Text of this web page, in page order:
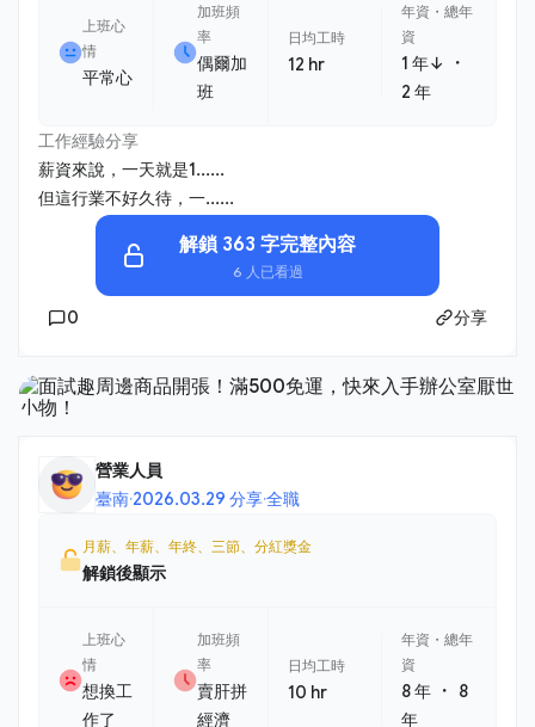
上班心
情
平常心
加班頻
率
偶爾加
班
日均工時
12 hr
年資・總年
資
1 年↓ ・
2 年
工作經驗分享
薪資來說，一天就是1......
但這行業不好久待，一......
解鎖 363 字完整內容
6 人已看過
0 分享
營業人員
臺南·2026.03.29 分享·全職
月薪、年薪、年終、三節、分紅獎金
解鎖後顯示
上班心
情
想換工
作了
加班頻
率
賣肝拼
經濟
日均工時
10 hr
年資・總年
資
8 年 ・
8
年